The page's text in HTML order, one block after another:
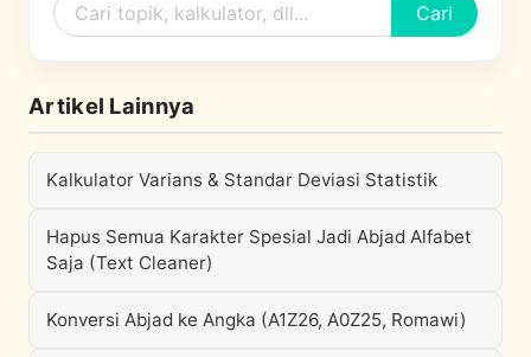
Cari
Artikel Lainnya
Kalkulator Varians & Standar Deviasi Statistik
Hapus Semua Karakter Spesial Jadi Abjad Alfabet
Saja (Text Cleaner)
Konversi Abjad ke Angka (A1Z26, A0Z25, Romawi)